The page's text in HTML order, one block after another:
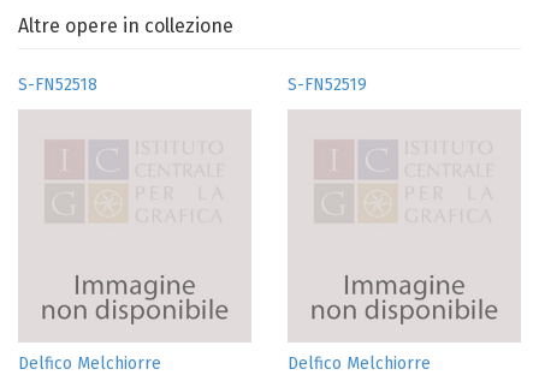
Altre opere in collezione
S-FN52518
Delfico Melchiorre
S-FN52519
Delfico Melchiorre